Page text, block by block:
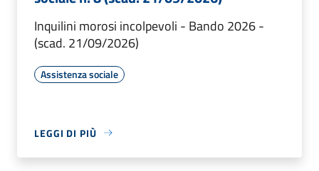
Inquilini morosi incolpevoli - Bando 2026 -
(scad. 21/09/2026)
Assistenza sociale
LEGGI DI PIÙ